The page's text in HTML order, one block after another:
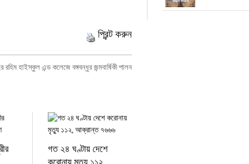
প্রিন্ট করুন
রহিম হাইস্কুল এন্ড কলেজে বঙ্গবন্ধুর জন্মবার্ষিকী পালন
গত ২৪ ঘণ্টায় দেশে
করোনায় মৃত্যু ১১২,